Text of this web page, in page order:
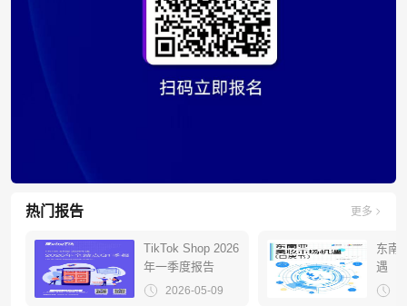
热门报告 更多
TikTok Shop 2026
年一季度报告
2026-05-09
东南
遇（